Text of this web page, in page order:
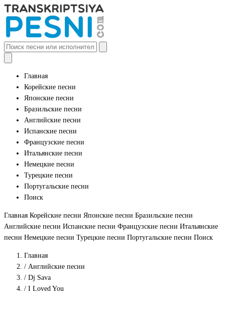
Главная
Корейские песни
Японские песни
Бразильские песни
Английские песни
Испанские песни
Французские песни
Итальянские песни
Немецкие песни
Турецкие песни
Португальские песни
Поиск
Главная Корейские песни Японские песни Бразильские песни
Английские песни Испанские песни Французские песни Итальянские
песни Немецкие песни Турецкие песни Португальские песни Поиск
Главная
/ Английские песни
/ Dj Sava
/ I Loved You